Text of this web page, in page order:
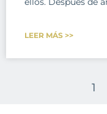
LEER MÁS >>
1